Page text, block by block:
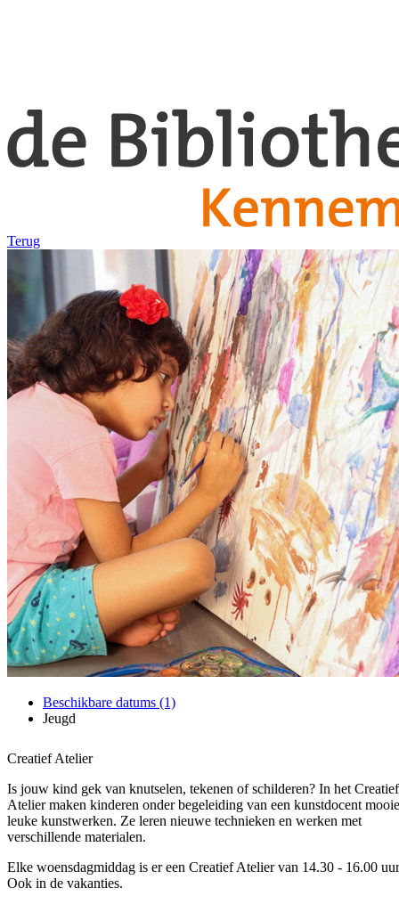
Terug
Beschikbare datums (1)
Jeugd
Creatief Atelier
Is jouw kind gek van knutselen, tekenen of schilderen? In het Creatief
Atelier maken kinderen onder begeleiding van een kunstdocent
leuke kunstwerken. Ze leren nieuwe technieken en werken met
verschillende materialen.
Elke woensdagmiddag is er een Creatief Atelier van 14.30 - 16.00
Ook in de vakanties.